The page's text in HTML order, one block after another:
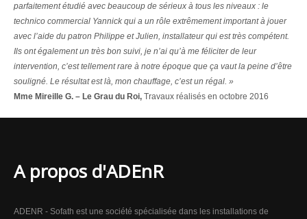
parfaitement étudié avec beaucoup de sérieux à tous les niveaux : le
technico commercial Yannick qui a un rôle extrêmement important à jouer
avec l’aide du patron Philippe et Julien, installateur qui est très compétent.
Ils ont également un très bon suivi, je n’ai qu’à me féliciter de leur
intervention, c’est tellement rare à notre époque que ça vaut la peine d’être
souligné. Le résultat est là, mon chauffage, c’est un régal. »
Mme Mireille G. – Le Grau du Roi, Travaux réalisés en octobre 2016
A propos d'ADEnR
ADENR - Sofath est une société spécialisée dans les installations de